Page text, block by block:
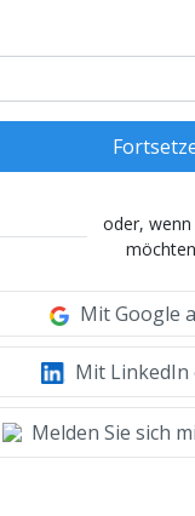
oder, wenn
möchten
Mit Google
Mit
Melden Sie sich